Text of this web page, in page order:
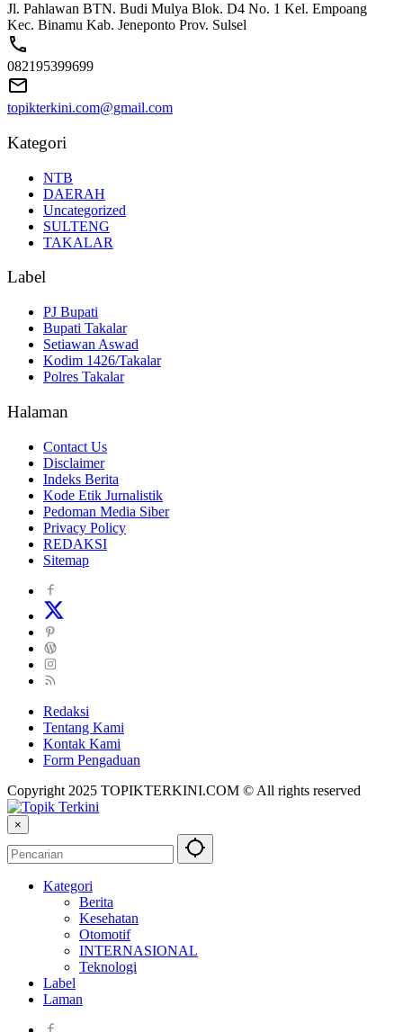
Jl. Pahlawan BTN. Budi Mulya Blok. D4 No. 1 Kel. Empoang
Kec. Binamu Kab. Jeneponto Prov. Sulsel
082195399699
topikterkini.com@gmail.com
Kategori
NTB
DAERAH
Uncategorized
SULTENG
TAKALAR
Label
PJ Bupati
Bupati Takalar
Setiawan Aswad
Kodim 1426/Takalar
Polres Takalar
Halaman
Contact Us
Disclaimer
Indeks Berita
Kode Etik Jurnalistik
Pedoman Media Siber
Privacy Policy
REDAKSI
Sitemap
Redaksi
Tentang Kami
Kontak Kami
Form Pengaduan
Copyright 2025 TOPIKTERKINI.COM © All rights reserved
×
Kategori
Berita
Kesehatan
Otomotif
INTERNASIONAL
Teknologi
Label
Laman